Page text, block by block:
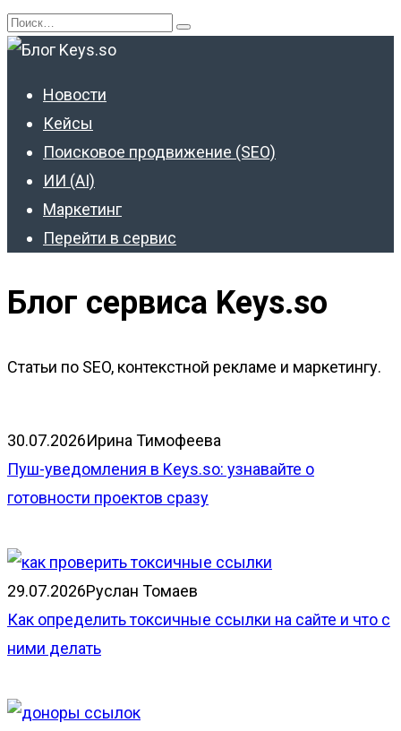
Перейти
к
Search
for:
Новости
Кейсы
Поисковое продвижение (SEO)
ИИ (AI)
Маркетинг
Перейти в сервис
Блог сервиса Keys.so
Статьи по SEO, контекстной рекламе и маркетингу.
30.07.2026Ирина Тимофеева
Пуш-уведомления в Keys.so: узнавайте о
готовности проектов сразу
29.07.2026Руслан Томаев
Как определить токсичные ссылки на сайте и что с
ними делать